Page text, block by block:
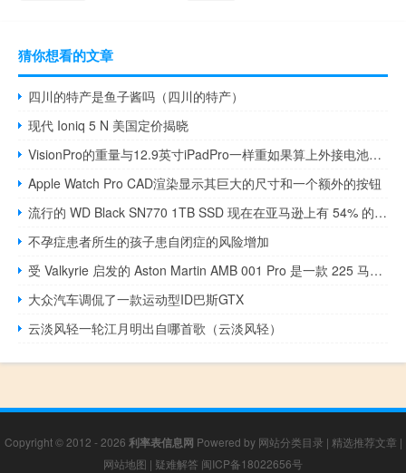
猜你想看的文章
四川的特产是鱼子酱吗（四川的特产）
现代 Ioniq 5 N 美国定价揭晓
VisionPro的重量与12.9英寸iPadPro一样重如果算上外接电池的话还要重得多
Apple Watch Pro CAD渲染显示其巨大的尺寸和一个额外的按钮
流行的 WD Black SN770 1TB SSD 现在在亚马逊上有 54% 的折扣
不孕症患者所生的孩子患自闭症的风险增加
受 Valkyrie 启发的 Aston Martin AMB 001 Pro 是一款 225 马力的超级摩托车
大众汽车调侃了一款运动型ID巴斯GTX
云淡风轻一轮江月明出自哪首歌（云淡风轻）
Copyright © 2012 - 2026 利率表信息网 Powered by 网站分类目录 | 精选推荐文章 |
网站地图 | 疑难解答 闽ICP备18022656号